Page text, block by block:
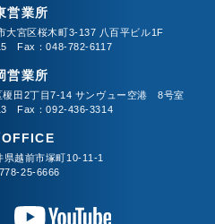
営業所
大宮区桜木町3-137 八百平ビル1F
Fax：048-782-6117
営業所
田2丁目7-14 サンヴュー空港 8号室
Fax：092-436-3314
県越前市塚町10-11-1
25-6666